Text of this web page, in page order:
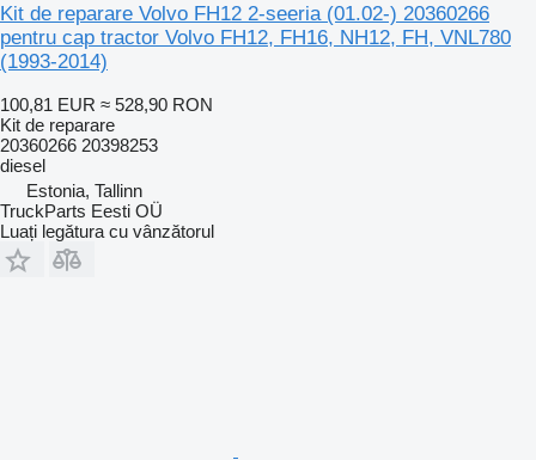
Kit de reparare Volvo FH12 2-seeria (01.02-) 20360266
pentru cap tractor Volvo FH12, FH16, NH12, FH, VNL780
(1993-2014)
100,81 EUR ≈ 528,90 RON
Kit de reparare
20360266 20398253
diesel
Estonia, Tallinn
TruckParts Eesti OÜ
Luați legătura cu vânzătorul